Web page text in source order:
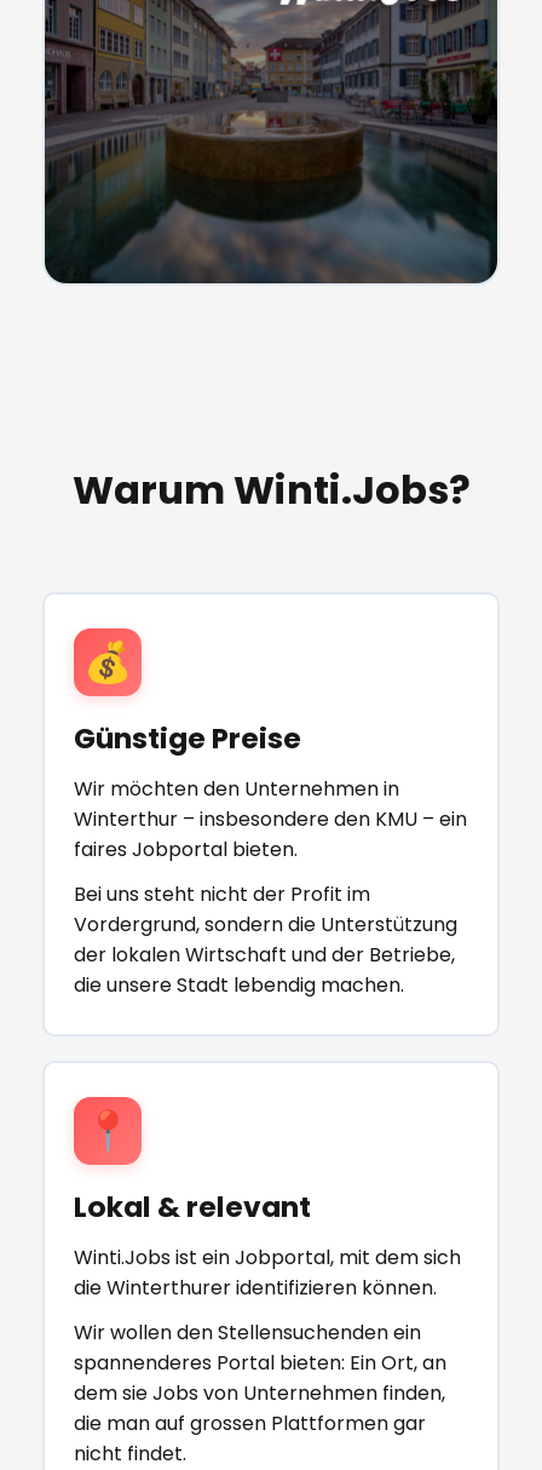
Warum Winti.Jobs?
💰
Günstige Preise
Wir möchten den Unternehmen in
Winterthur – insbesondere den KMU – ein
faires Jobportal bieten.
Bei uns steht nicht der Profit im
Vordergrund, sondern die Unterstützung
der lokalen Wirtschaft und der Betriebe,
die unsere Stadt lebendig machen.
📍
Lokal & relevant
Winti.Jobs ist ein Jobportal, mit dem sich
die Winterthurer identifizieren können.
Wir wollen den Stellensuchenden ein
spannenderes Portal bieten: Ein Ort, an
dem sie Jobs von Unternehmen finden,
die man auf grossen Plattformen gar
nicht findet.